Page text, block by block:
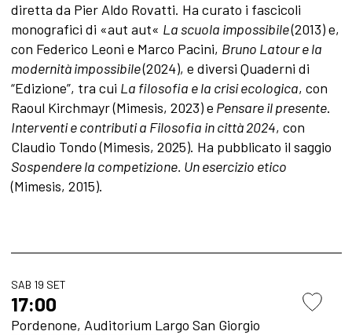
diretta da Pier Aldo Rovatti. Ha curato i fascicoli
monogra­fici di «aut aut« La scuola impossibile(2013) e,
con Federico Leoni e Marco Pacini, Bruno Latour e la
modernità impossibile(2024), e diversi Quaderni di
“Edizione”, tra cui La filosofia e la crisi ecologica, con
Raoul Kirchmayr (Mimesis, 2023) e Pensare il presente.
Interventi e contributi a Filosofia in città 2024, con
Claudio Tondo (Mimesis, 2025). Ha pubblicato il saggio
Sospendere la competizione. Un esercizio etico
(Mimesis, 2015).
SAB 19 SET
17:00
Pordenone, Auditorium Largo San Giorgio